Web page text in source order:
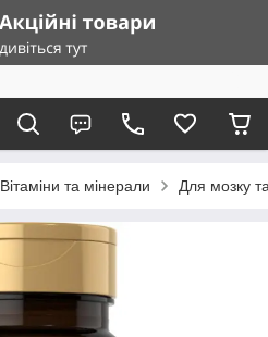
Вітаміни та мінерали Для мозку